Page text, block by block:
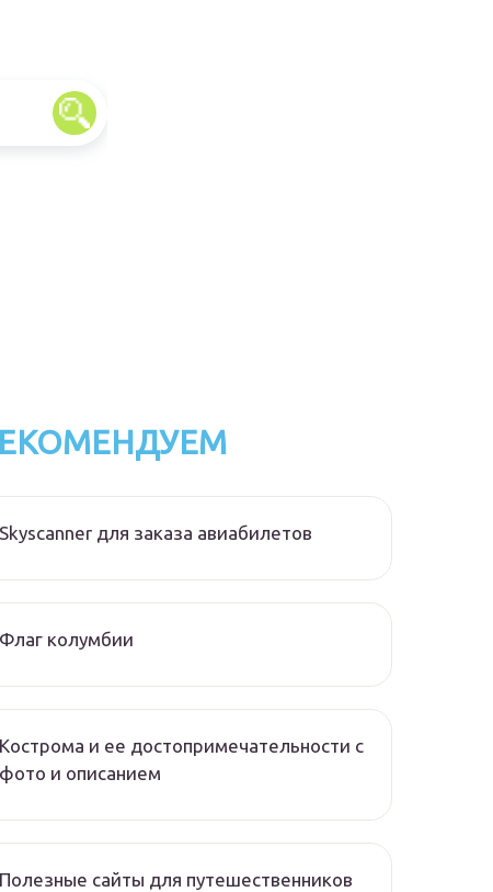
Skyscanner для заказа авиабилетов
Флаг колумбии
Кострома и ее достопримечательности с
фото и описанием
Полезные сайты для путешественников